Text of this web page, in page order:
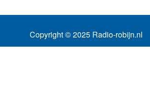
Copyright © 2025 Radio-robijn.nl